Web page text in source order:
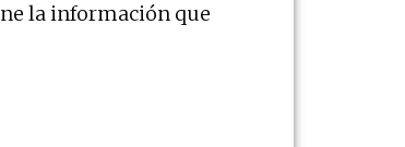
la información que